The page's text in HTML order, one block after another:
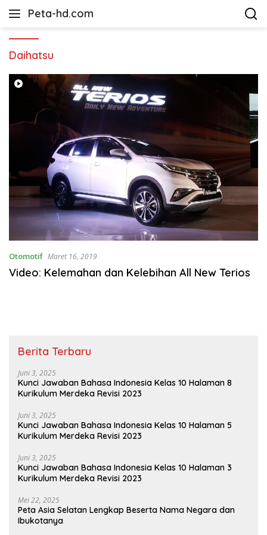
Peta-hd.com
Kumpulan
HD
Daihatsu
Otomotif Maret 16, 2019
Video: Kelemahan dan Kelebihan All New Terios
Berita Terbaru
Juni 3, 2025
Kunci Jawaban Bahasa Indonesia Kelas 10 Halaman 8
Kurikulum Merdeka Revisi 2023
Juni 3, 2025
Kunci Jawaban Bahasa Indonesia Kelas 10 Halaman 5
Kurikulum Merdeka Revisi 2023
Juni 3, 2025
Kunci Jawaban Bahasa Indonesia Kelas 10 Halaman 3
Kurikulum Merdeka Revisi 2023
Mei 22, 2025
Peta Asia Selatan Lengkap Beserta Nama Negara dan
Ibukotanya